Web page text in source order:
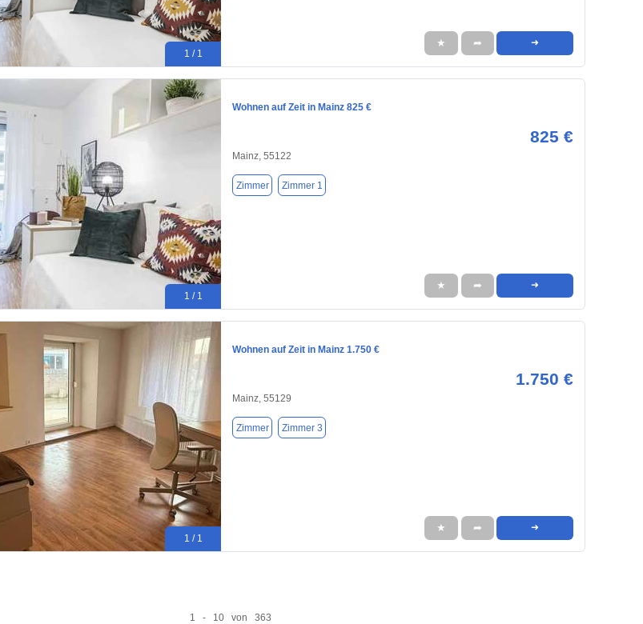
1 / 1
★ ➦ ➜
1 / 1
Wohnen auf Zeit in Mainz 825 €
825 €
Mainz, 55122
Zimmer Zimmer 1
★ ➦ ➜
1 / 1
Wohnen auf Zeit in Mainz 1.750 €
1.750 €
Mainz, 55129
Zimmer Zimmer 3
★ ➦ ➜
1 - 10 von 363